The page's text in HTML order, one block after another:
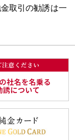
取引の勧誘は一